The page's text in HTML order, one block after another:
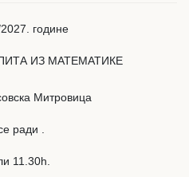
године
ИЗ МАТЕМАТИКЕ
Митровица
ради .
11.30h.